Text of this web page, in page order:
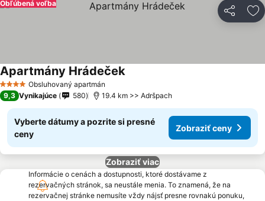
Zdieľať
Obľúbená voľba
4 Počet hviezdičiek
Obsluhovaný apartmán
Apartmány Hrádeček
9,3 Vynikajúce 580 19.4 km >> Adršpach
Vyberte dátumy a pozrite si presné
ceny
Zobraziť ceny
Zobraziť viac
Informácie o cenách a dostupnosti, ktoré dostávame z
rezervačných stránok, sa neustále menia. To znamená, že na
rezervačnej stránke nemusíte vždy nájsť presne rovnakú ponuku,